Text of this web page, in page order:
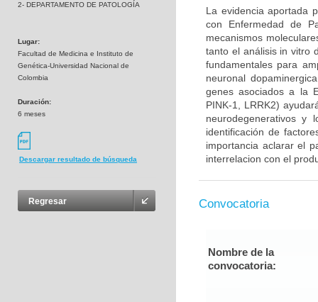
2- DEPARTAMENTO DE PATOLOGÍA
Lugar:
Facultad de Medicina e Instituto de
Genética-Universidad Nacional de
Colombia
Duración:
6 meses
Descargar resultado de búsqueda
Regresar
La evidencia aportada
con Enfermedad de
mecanismos
tanto el análisis in vitro
fundamentales para
neuronal
genes asociados a la
PINK-1, LRRK2)
neurodegenerativos y
identificación de
importancia aclarar el
interrelacion con el
Convocatoria
Nombre de la
convocatoria: